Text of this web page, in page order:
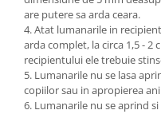
are putere sa arda ceara.
4. Atat lumanarile in
arda complet, la circa 1,5 - 2
recipientului ele trebuie
5. Lumanarile nu se lasa
copiilor sau in apropierea
6. Lumanarile nu se aprind